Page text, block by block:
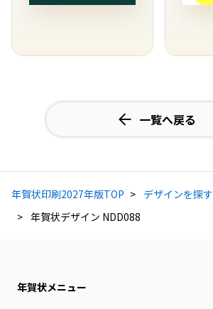
一覧へ戻る
年賀状印刷2027年版TOP
デザインを探す
年賀状デザイン NDD088
年賀状メニュー